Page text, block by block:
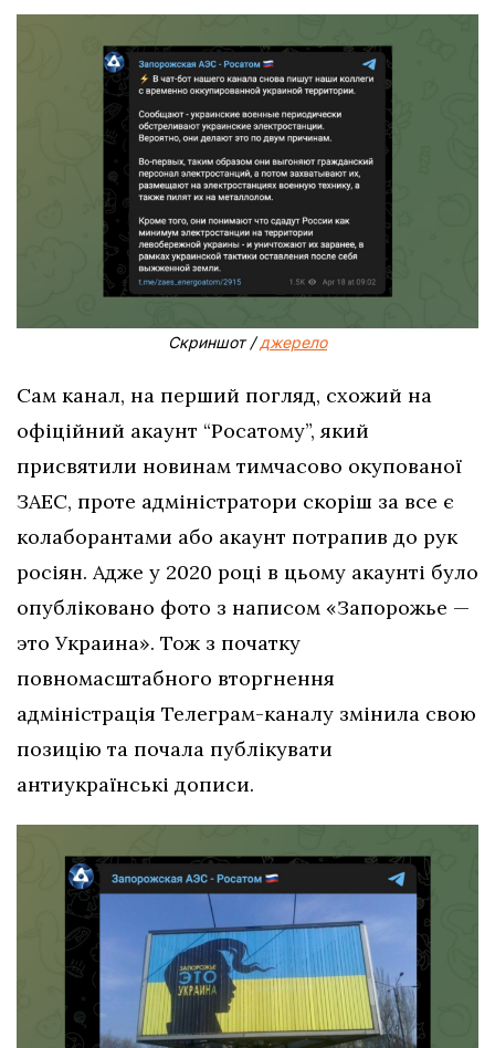
Скриншот /джерело
Сам канал, на перший погляд, схожий на
офіційний акаунт “Росатому”, який
присвятили новинам тимчасово окупованої
ЗАЕС, проте адміністратори скоріш за все є
колаборантами або акаунт потрапив до рук
росіян. Адже у 2020 році в цьому акаунті було
опубліковано фото з написом «Запорожье —
это Украина». Тож з початку
повномасштабного вторгнення
адміністрація Телеграм-каналу змінила свою
позицію та почала публікувати
антиукраїнські дописи.